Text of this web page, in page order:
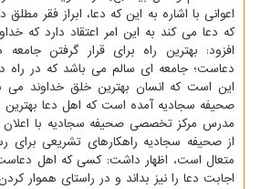
اعوانی با اشاره به این که دعا، ابراز فقر
که دعا می کند به این امر اعتقاد دارد که
افزود: بهترین راه برای قرار گرفتن
دعاست؛ جامعه ای سالم می باشد که در راه
صحیفه سجادیه آمده است که اهل دعا بهترین
مدرس مرکز تخصصی صحیفه سجادیه با اعلان
از صحیفه سجادیه راهکارهای تشریعی برای
متعال است، اظهار داشت: کسی که اهل
اجابت دعا را نیز بداند و در راستای هموار